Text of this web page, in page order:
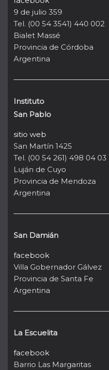
9 de julio 359
Tel. (00 54 3541) 440 002
Bialet Massé
Provincia de Córdoba
Argentina
Instituto
San Pablo
sitio web
San Martín 1425
Tel. (00 54 261) 498 04 03
Luján de Cuyo
Provincia de Mendoza
Argentina
San Damián
facebook
Villa Gobernador Gálvez
Provincia de Santa Fe
Argentina
La Escuelita
facebook
Barrio Las Margaritas